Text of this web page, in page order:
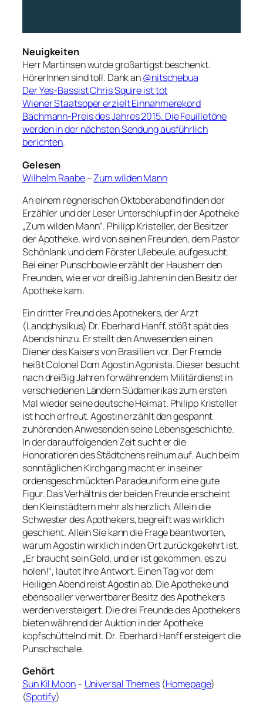
Neuigkeiten
Herr Martinsen wurde großartigst beschenkt.
HörerInnen sind toll. Dank an@nitschebua
Der Yes-Bassist Chris Squire ist tot
Wiener Staatsoper erzielt Einnahmerekord
Bachmann-Preis des Jahres 2015. Die Feuilletöne
werden in der nächsten Sendung ausführlich
berichten.
Gelesen
Wilhelm Raabe–Zum wilden Mann
An einem regnerischen Oktoberabend finden der
Erzähler und der Leser Unterschlupf in der Apotheke
„Zum wilden Mann“. Philipp Kristeller, der Besitzer
der Apotheke, wird von seinen Freunden, dem Pastor
Schönlank und dem Förster Ulebeule, aufgesucht.
Bei einer Punschbowle erzählt der Hausherr den
Freunden, wie er vor dreißig Jahren in den Besitz der
Apotheke kam.
Ein dritter Freund des Apothekers, der Arzt
(Landphysikus) Dr. Eberhard Hanff, stößt spät des
Abends hinzu. Er stellt den Anwesenden einen
Diener des Kaisers von Brasilien vor. Der Fremde
heißt Colonel Dom Agostin Agonista. Dieser besucht
nach dreißig Jahren forwährendem Militärdienst in
verschiedenen Ländern Südamerikas zum ersten
Mal wieder seine deutsche Heimat. Philipp Kristeller
ist hoch erfreut. Agostin erzählt den gespannt
zuhörenden Anwesenden seine Lebensgeschichte.
In der darauffolgenden Zeit sucht er die
Honoratioren des Städtchens reihum auf. Auch beim
sonntäglichen Kirchgang macht er in seiner
ordensgeschmückten Paradeuniform eine gute
Figur. Das Verhältnis der beiden Freunde erscheint
den Kleinstädtern mehr als herzlich. Allein die
Schwester des Apothekers, begreift was wirklich
geschieht. Allein Sie kann die Frage beantworten,
warum Agostin wirklich in den Ort zurückgekehrt ist.
„Er braucht sein Geld, und er ist gekommen, es zu
holen!“, lautet Ihre Antwort. Einen Tag vor dem
Heiligen Abend reist Agostin ab. Die Apotheke und
ebenso aller verwertbarer Besitz des Apothekers
werden versteigert. Die drei Freunde des Apothekers
bieten während der Auktion in der Apotheke
kopfschüttelnd mit. Dr. Eberhard Hanff ersteigert die
Punschschale.
Gehört
Sun Kil Moon– Universal Themes(Homepage)
(Spotify)